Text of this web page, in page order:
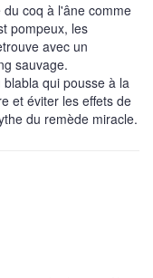
coq à l'âne comme
pompeux, les
avec un
sauvage.
qui pousse à la
et éviter les effets de
du remède miracle.